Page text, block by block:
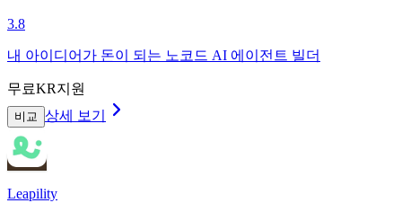
3.8
내 아이디어가 돈이 되는 노코드 AI 에이전트 빌더
무료KR지원
비교 상세 보기
Leapility